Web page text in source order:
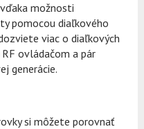
možnosti
pomocou diaľkového
viac o diaľkových
ovládačom a pár
generácie.
si môžete porovnať